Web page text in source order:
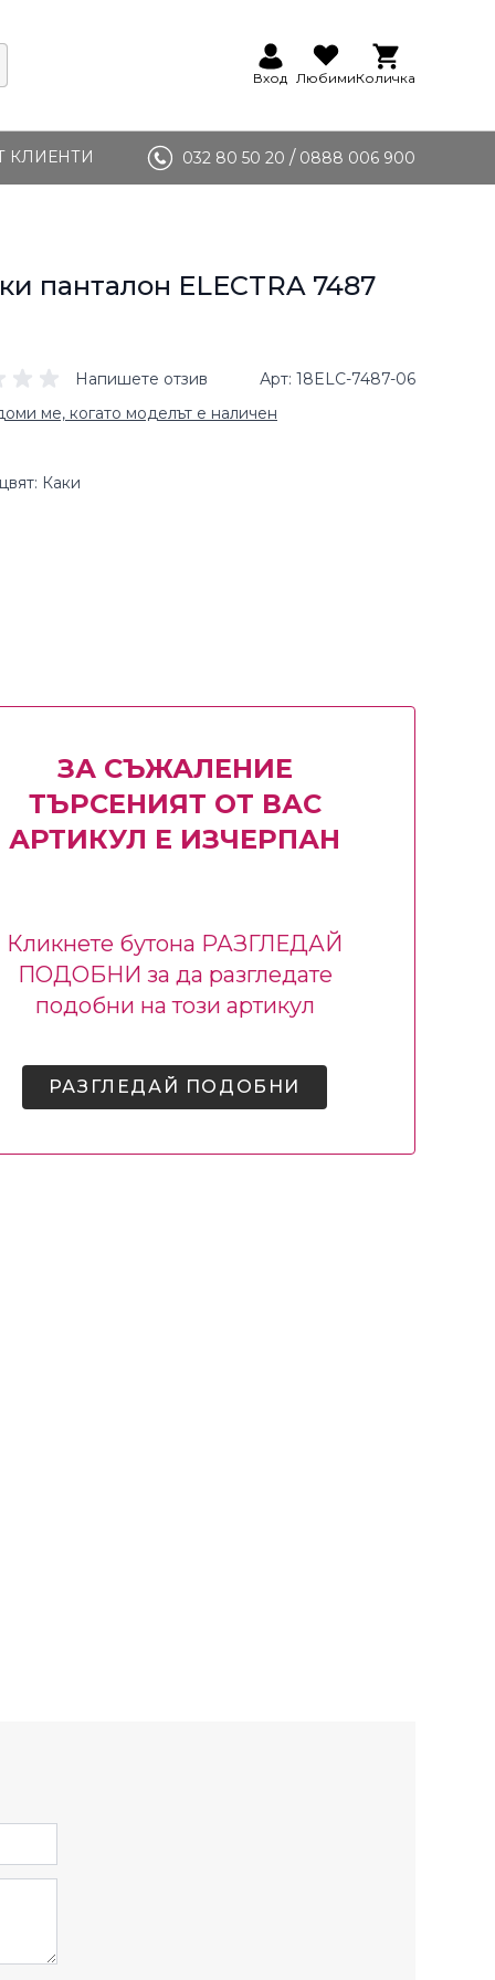
Вход ЛюбимиКоличка
КЛИЕНТИ 032 80 50 20 / 0888 006 900
панталон ELECTRA 7487
Напишете отзив Арт 18ELC-7487-06
ме, когато моделът е наличен
Каки
ЗА СЪЖАЛЕНИЕ
ТЪРСЕНИЯТ ОТ ВАС
АРТИКУЛ Е ИЗЧЕРПАН
Кликнете бутона РАЗГЛЕДАЙ
ПОДОБНИ за да разгледате
подобни на този артикул
РАЗГЛЕДАЙ ПОДОБНИ